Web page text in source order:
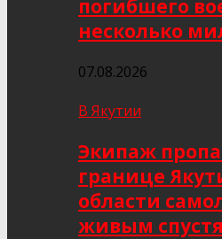
погибшего
несколько
07.08.2026
В Якутии
Экипаж
границе
области
живым